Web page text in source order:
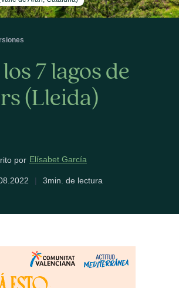
7 lagos de
(Lleida)
por Elísabet García
| 3min. de lectura